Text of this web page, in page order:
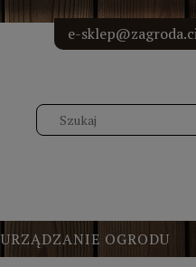
e-
URZĄDZANIE OGRODU
<!--
<!--
<!--
<!--